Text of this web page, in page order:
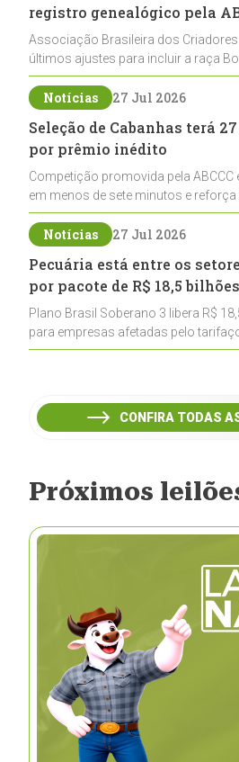
registro genealógico pela
Associação Brasileira dos
últimos ajustes para incluir a raça
de registros, abrindo caminho para
pecuária nacional
Notícias 27 Jul 2026
Seleção de Cabanhas terá
por prêmio inédito
Competição promovida pela
em menos de sete minutos e
cabanhas na seleção genética de
ao laço
Notícias 27 Jul 2026
Pecuária está entre os
por pacote de R$ 18,5
Plano Brasil Soberano 3 libera R$
para empresas afetadas pelo
inclui a pecuária entre os setores
CONFIRA TODAS
Próximos